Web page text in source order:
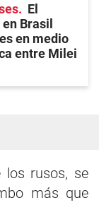
El
Brasil
en medio
entre Milei
los rusos, se
más que